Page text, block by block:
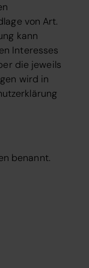
von Art.
kann
Interesses
die jeweils
wird in
benannt.